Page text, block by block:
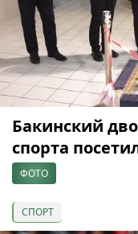
Бакинский
спорта
ФОТО
СПОРТ